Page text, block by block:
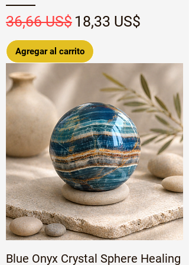
Precio
36,66 US$ Precio de oferta
18,33 US$
Agregar al carrito
Blue Onyx Crystal Sphere Healing